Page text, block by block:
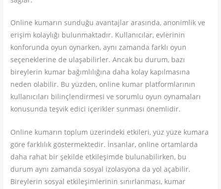
Online kumarın sunduğu avantajlar arasında, anonimlik ve
erişim kolaylığı bulunmaktadır. Kullanıcılar, evlerinin
konforunda oyun oynarken, aynı zamanda farklı oyun
seçeneklerine de ulaşabilirler. Ancak bu durum, bazı
bireylerin kumar bağımlılığına daha kolay kapılmasına
neden olabilir. Bu yüzden, online kumar platformlarının
kullanıcıları bilinçlendirmesi ve sorumlu oyun oynamaları
konusunda teşvik edici içerikler sunması önemlidir.
Online kumarın toplum üzerindeki etkileri, yüz yüze kumara
göre farklılık göstermektedir. İnsanlar, online ortamlarda
daha rahat bir şekilde etkileşimde bulunabilirken, bu
durum aynı zamanda sosyal izolasyona da yol açabilir.
Bireylerin sosyal etkileşimlerinin sınırlanması, kumar